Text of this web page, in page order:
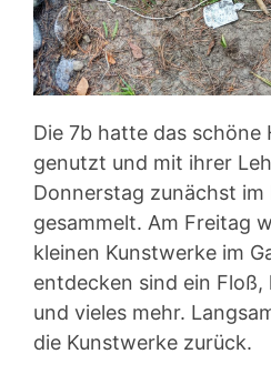
Die 7b hatte das schöne
genutzt und mit ihrer
Donnerstag zunächst im
gesammelt. Am Freitag
kleinen Kunstwerke im
entdecken sind ein
und vieles mehr.
die Kunstwerke zurück.